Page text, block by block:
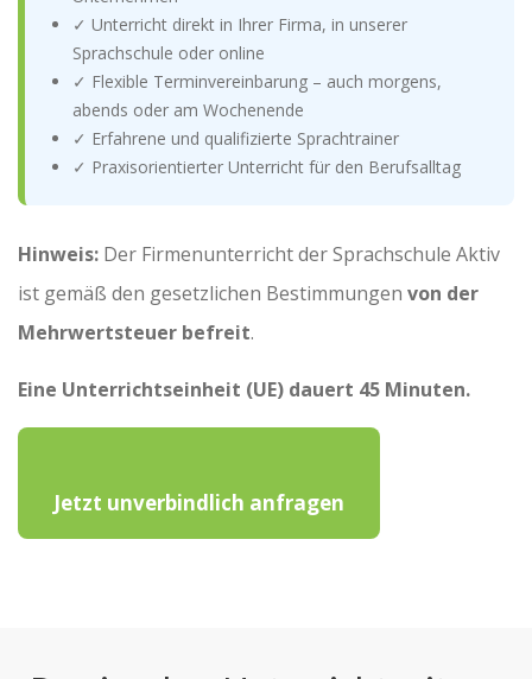
✓ Unterricht direkt in Ihrer Firma, in unserer
Sprachschule oder online
✓ Flexible Terminvereinbarung – auch morgens,
abends oder am Wochenende
✓ Erfahrene und qualifizierte Sprachtrainer
✓ Praxisorientierter Unterricht für den Berufsalltag
Hinweis: Der Firmenunterricht der Sprachschule Aktiv
ist gemäß den gesetzlichen Bestimmungen von der
Mehrwertsteuer befreit.
Eine Unterrichtseinheit (UE) dauert 45 Minuten.
Jetzt unverbindlich anfragen